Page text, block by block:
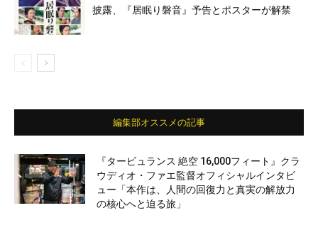
披露、『居眠り磐音』予告とポスターが解禁
編集部オススメの記事
『タービュランス 絶空 16,000フィート』クラ
ウディオ・ファエ監督オフィシャルインタビ
ュー「本作は、人間の回復力と真実の解放力
の核心へと迫る旅」